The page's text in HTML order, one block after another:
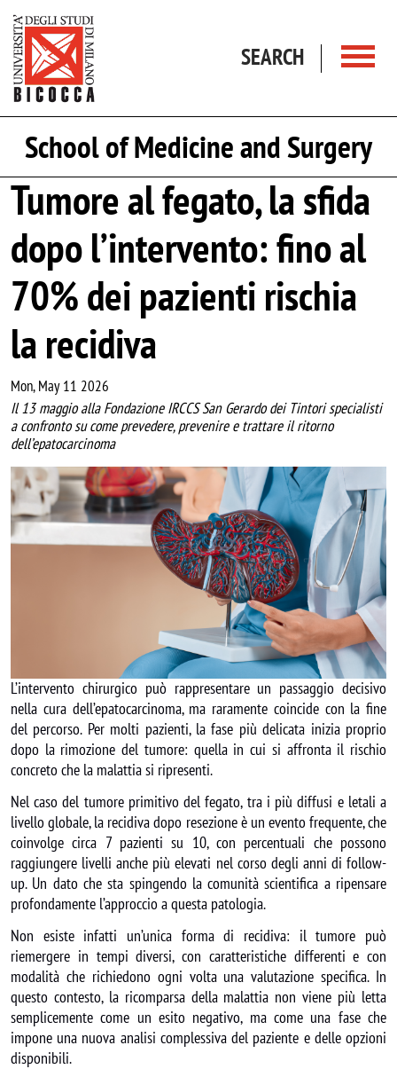
SEARCH
School of Medicine and Surgery
Tumore al fegato, la sfida
dopo l’intervento: fino al
70% dei pazienti rischia
la recidiva
Mon, May 11 2026
Il 13 maggio alla Fondazione IRCCS San Gerardo dei Tintori specialisti
a confronto su come prevedere, prevenire e trattare il ritorno
dell’epatocarcinoma
Image
L’intervento chirurgico può rappresentare un passaggio decisivo
nella cura dell’epatocarcinoma, ma raramente coincide con la fine
del percorso. Per molti pazienti, la fase più delicata inizia proprio
dopo la rimozione del tumore: quella in cui si affronta il rischio
concreto che la malattia si ripresenti.
Nel caso del tumore primitivo del fegato, tra i più diffusi e letali a
livello globale, la recidiva dopo resezione è un evento frequente, che
coinvolge circa 7 pazienti su 10, con percentuali che possono
raggiungere livelli anche più elevati nel corso degli anni di follow-
up. Un dato che sta spingendo la comunità scientifica a ripensare
profondamente l’approccio a questa patologia.
Non esiste infatti un’unica forma di recidiva: il tumore può
riemergere in tempi diversi, con caratteristiche differenti e con
modalità che richiedono ogni volta una valutazione specifica. In
questo contesto, la ricomparsa della malattia non viene più letta
semplicemente come un esito negativo, ma come una fase che
impone una nuova analisi complessiva del paziente e delle opzioni
disponibili.